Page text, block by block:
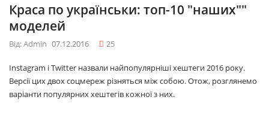
Краса по українськи: топ-10 "наших""
моделей
Від: Admin 07.12.2016 25
Instagram і Twitter назвали найпопулярніші хештеги 2016 року.
Версії цих двох соцмереж різняться між собою. Отож, розглянемо
варіанти популярних хештегів кожної з них.